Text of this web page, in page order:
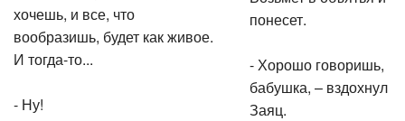
хочешь, и все, что
вообразишь, будет как живое.
И тогда-то...
- Ну!
понесет.
- Хорошо говоришь,
бабушка, – вздохнул
Заяц.